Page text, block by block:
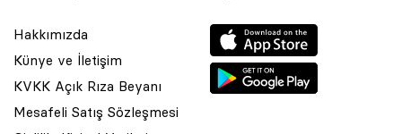
Hakkımızda
Künye ve İletişim
KVKK Açık Rıza Beyanı
Mesafeli Satış Sözleşmesi